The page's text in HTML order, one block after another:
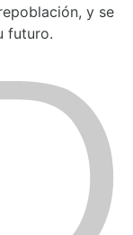
y se
futuro.